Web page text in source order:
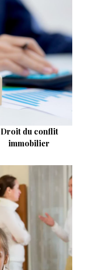
Droit du conflit
immobilier